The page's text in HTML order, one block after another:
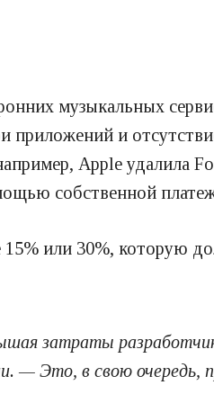
музыкальных
и
Apple удалила
собственной
15% или 30%, которую
затраты
— Это, в свою